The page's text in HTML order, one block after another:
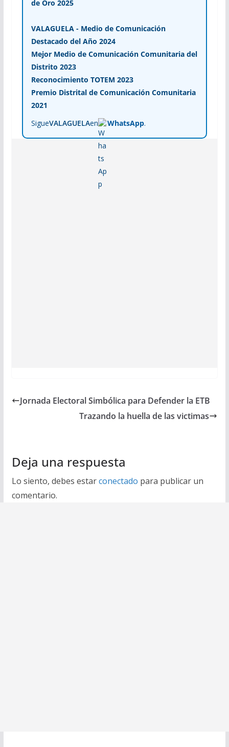
de Oro 2025
VALAGUELA - Medio de Comunicación
Destacado del Año 2024
Mejor Medio de Comunicación Comunitaria del
Distrito 2023
Reconocimiento TOTEM 2023
Premio Distrital de Comunicación Comunitaria
2021
SigueVALAGUELAen WhatsApp.
Jornada Electoral Simbólica para Defender la ETB
Trazando la huella de las victimas
Deja una respuesta
Lo siento, debes estarconectado para publicar un
comentario.